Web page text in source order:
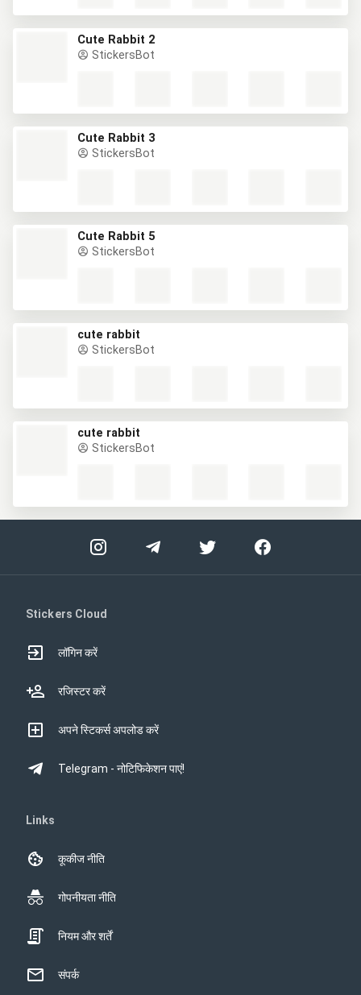
Cute Rabbit 2
StickersBot
Cute Rabbit 3
StickersBot
Cute Rabbit 5
StickersBot
cute rabbit
StickersBot
cute rabbit
StickersBot
Stickers Cloud
लॉगिन करें
रजिस्टर करें
अपने स्टिकर्स अपलोड करें
Telegram - नोटिफिकेशन पाएं!
Links
कूकीज नीति
गोपनीयता नीति
नियम और शर्तें
संपर्क